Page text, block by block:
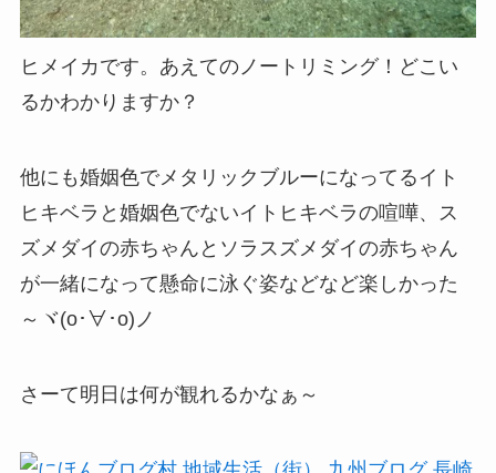
ヒメイカです。あえてのノートリミング！どこい
るかわかりますか？
他にも婚姻色でメタリックブルーになってるイト
ヒキベラと婚姻色でないイトヒキベラの喧嘩、ス
ズメダイの赤ちゃんとソラスズメダイの赤ちゃん
が一緒になって懸命に泳ぐ姿などなど楽しかった
～ヾ(o･∀･o)ノ
さーて明日は何が観れるかなぁ～